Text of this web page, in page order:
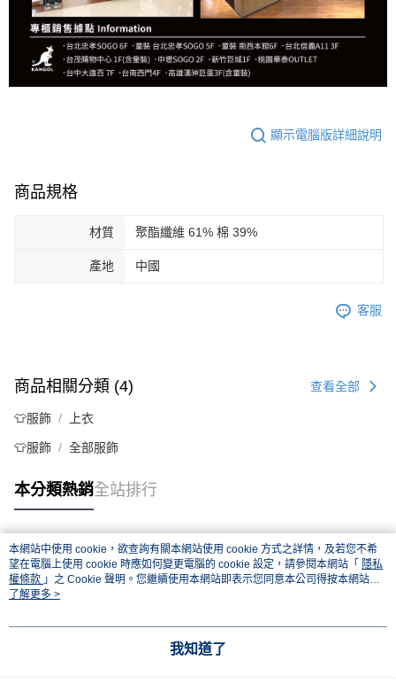
顯示電腦版詳細說明
商品規格
材質 聚酯纖維 61% 棉 39%
產地 中國
客服
商品相關分類 (4) 查看全部
👕服飾 上衣
👕服飾 全部服飾
本分類熱銷全站排行
熱門標籤
本網站中使用 cookie，欲查詢有關本網站使用 cookie 方式之詳情，及若您不希
望在電腦上使用 cookie 時應如何變更電腦的 cookie 設定，請參閱本網站「 隱私
權條款 」之 Cookie 聲明。您繼續使用本網站即表示您同意本公司得按本網站使
用條款之 Cookie 聲明使用 cookie。
了解更多 >
我知道了